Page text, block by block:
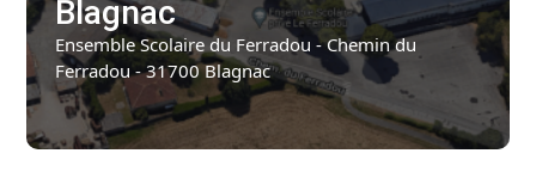
Blagnac
Ensemble Scolaire du Ferradou - Chemin du
Ferradou - 31700 Blagnac